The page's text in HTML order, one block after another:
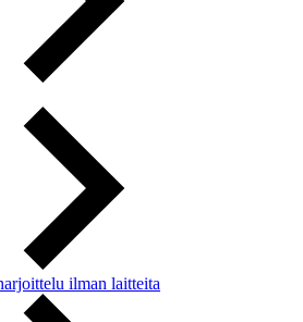
ilman laitteita